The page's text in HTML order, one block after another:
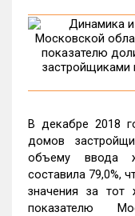
В декабре 2018
домов
объему ввода
составила 79,0%,
значения за
показателю